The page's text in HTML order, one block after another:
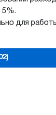
5%.
для